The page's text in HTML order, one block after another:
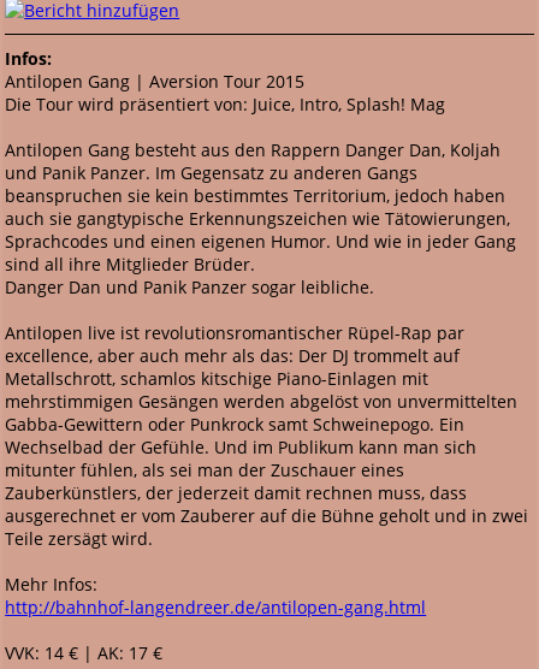
Infos:
Antilopen Gang | Aversion Tour 2015
Die Tour wird präsentiert von: Juice, Intro, Splash! Mag
Antilopen Gang besteht aus den Rappern Danger Dan, Koljah
und Panik Panzer. Im Gegensatz zu anderen Gangs
beanspruchen sie kein bestimmtes Territorium, jedoch haben
auch sie gangtypische Erkennungszeichen wie Tätowierungen,
Sprachcodes und einen eigenen Humor. Und wie in jeder Gang
sind all ihre Mitglieder Brüder.
Danger Dan und Panik Panzer sogar leibliche.
Antilopen live ist revolutionsromantischer Rüpel-Rap par
excellence, aber auch mehr als das: Der DJ trommelt auf
Metallschrott, schamlos kitschige Piano-Einlagen mit
mehrstimmigen Gesängen werden abgelöst von unvermittelten
Gabba-Gewittern oder Punkrock samt Schweinepogo. Ein
Wechselbad der Gefühle. Und im Publikum kann man sich
mitunter fühlen, als sei man der Zuschauer eines
Zauberkünstlers, der jederzeit damit rechnen muss, dass
ausgerechnet er vom Zauberer auf die Bühne geholt und in zwei
Teile zersägt wird.
Mehr Infos:
http://bahnhof-langendreer.de/antilopen-gang.html
VVK: 14 € | AK: 17 €